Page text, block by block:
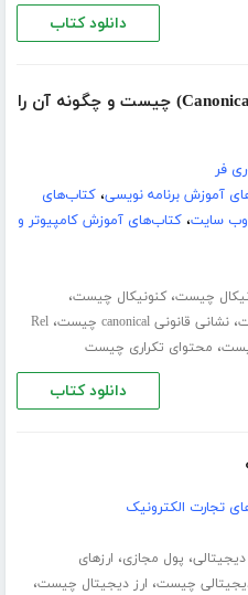
دانلود کتاب
دانلود کتاب تگ کنونیکال (Canonical Tag) چیست و چگونه آن را
فر
آموزش برنامه نویسی،کتاب‌های
سایت،کتاب‌های آموزش کامپیوتر و
چیست،کنونیکال چیست،
،نشانی قانونی canonical چیست ،Rel
، محتوای تکراری چیست
دانلود کتاب
تجارت الکترونیک
، پول مجازی، ارزهای
چیست، ارز دیجیتال چیست،